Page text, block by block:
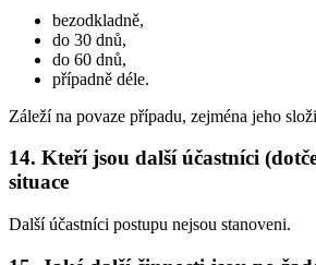
bezodkladně,
do 30 dnů,
do 60 dnů,
případně déle.
Záleží na povaze případu, zejména jeho
14. Kteří jsou další účastníci
situace
Další účastníci postupu nejsou stanoveni.